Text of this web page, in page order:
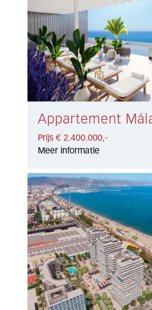
Prijs € 2.400.000,-
Meer informatie